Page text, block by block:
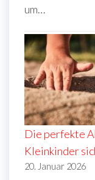
um…
Die perfekte
Kleinkinder
20. Januar 2026